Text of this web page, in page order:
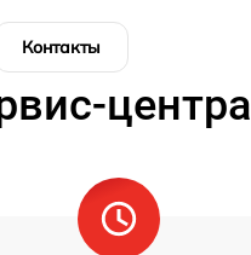
Контакты
центра